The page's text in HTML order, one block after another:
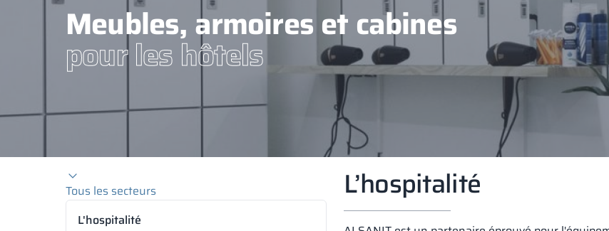
Meubles, armoires et cabines
pour les hôtels
Tous les secteurs
L'hospitalité
L’hospitalité